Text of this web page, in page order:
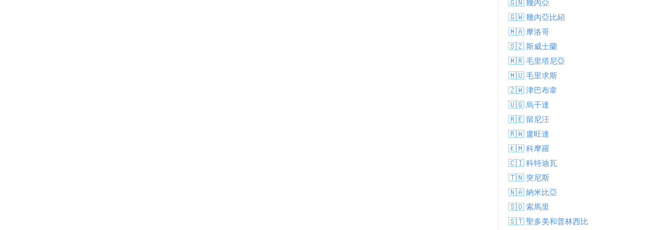
🇬🇳 幾內亞
🇬🇼 幾內亞比紹
🇲🇦 摩洛哥
🇸🇿 斯威士蘭
🇲🇷 毛里塔尼亞
🇲🇺 毛里求斯
🇿🇼 津巴布韋
🇺🇬 烏干達
🇷🇪 留尼汪
🇷🇼 盧旺達
🇰🇲 科摩羅
🇨🇮 科特迪瓦
🇹🇳 突尼斯
🇳🇦 納米比亞
🇸🇴 索馬里
🇸🇹 聖多美和普林西比